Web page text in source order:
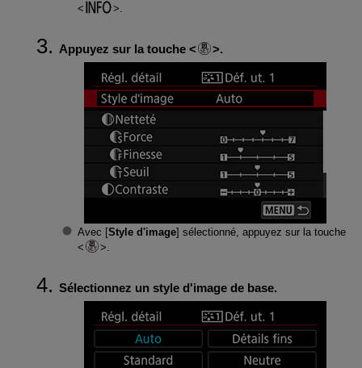
Appuyez sur la touche .
Avec [Style d'image] sélectionné, appuyez sur la touche
Sélectionnez un style d'image de base.